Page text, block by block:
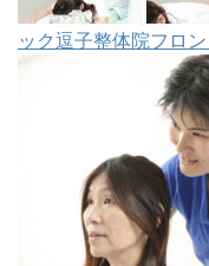
ック逗子整体院フロ